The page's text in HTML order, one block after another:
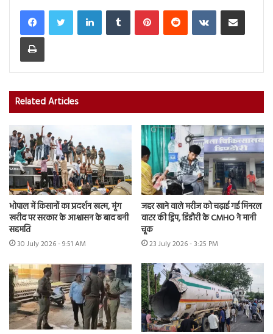
LinkedInTumblr PinterestReddit VKontakteShare via Email
Print
Related Articles
भोपाल में किसानों का प्रदर्शन खत्म, मूंग
खरीद पर सरकार के आश्वासन के बाद बनी
सहमति
30 July 2026 - 9:51 AM
जहर खाने वाले मरीज को चढ़ाई गई मिनरल
वाटर की ड्रिप, डिंडौरी के CMHO ने मानी
चूक
23 July 2026 - 3:25 PM